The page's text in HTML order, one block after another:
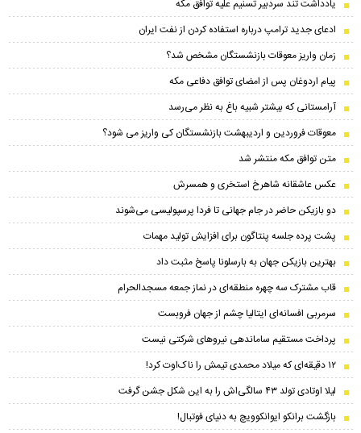
یادداشت تند سردبیر تسنیم علیه توافق مکه
ادعای جدید ترامپ درباره استفاده کردن از نفت ایران
زمان واریز معوقات بازنشستگان مشخص شد؟
پیام اردوغان پس از امضای توافق دفاعی مکه
آرامستانی که بیشتر شبیه باغ به نظر می‌رسد
معوقات فروردین و اردیبهشت بازنشستگان کی واریز می شود؟
متن توافق مکه منتشر شد
عکس عاشقانه شاهرخ استخری و همسرش
دو بازیکن حاضر در جام جهانی تا فردا پرسپولیسی می‌شوند
پشت پرده جلسه پنتاگون برای افزایش تولید مهمات
بهترین بازیکن جهان به بارسلونا پاسخ مثبت داد
قاب مشترک سه چهره منطقه‌ای در نماز جمعه مسجدالحرام
سرمربی افسانه‌ای ایتالیا چشم از جهان فروبست
پرداخت مستقیم ساماندهی نیروهای شرکتی نیست
۱۲ دقیقه‌ای که میلاد محمدی تیمش را ناک‌اوت کرد!
لیلا اوتادی تولد ۴۳ سالگی‌اش را به این شکل جشن گرفت
بازگشت برانکو ایوانکوویچ به دنیای فوتبال!